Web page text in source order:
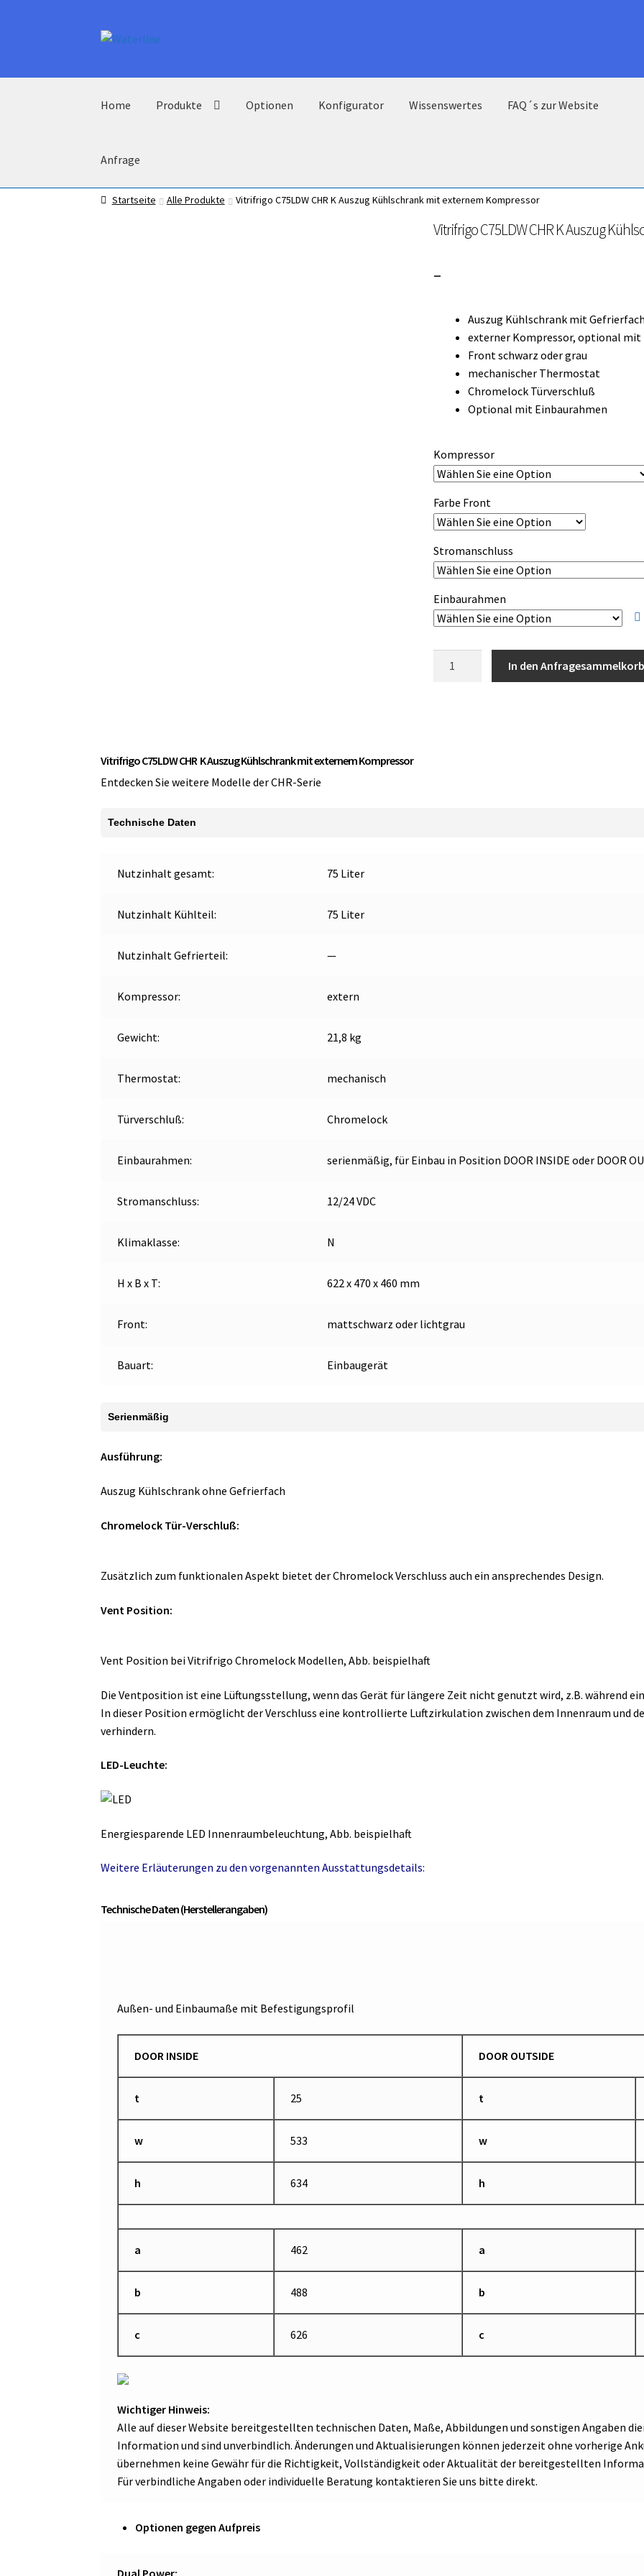
Zur
Zum
Home Produkte Optionen Konfigurator Wissenswertes FAQ´s zur Website
Anfrage
Startseite Alle Produkte Vitrifrigo C75LDW CHR K Auszug Kühlschrank mit externem Kompressor
Vitrifrigo C75LDW CHR K Auszug
–Preisspanne:
bis
3.300,00 €
Auszug Kühlschrank mit
externer Kompressor, optional mit
Front schwarz oder grau
mechanischer Thermostat
Chromelock Türverschluß
Optional mit Einbaurahmen
Kompressor
Farbe Front
Stromanschluss
Einbaurahmen
In den
Vitrifrigo C75LDW CHR K Auszug Kühlschrank mit externem Kompressor
Entdecken Sie weitere Modelle der CHR-Serie
Technische Daten
Nutzinhalt gesamt: 75 Liter
Nutzinhalt Kühlteil: 75 Liter
Nutzinhalt Gefrierteil: —
Kompressor: extern
Gewicht: 21,8 kg
Thermostat: mechanisch
Türverschluß: Chromelock
Einbaurahmen: serienmäßig, für Einbau in Position DOOR INSIDE oder DOOR
Stromanschluss: 12/24 VDC
Klimaklasse: N
H x B x T: 622 x 470 x 460 mm
Front: mattschwarz oder lichtgrau
Bauart: Einbaugerät
Serienmäßig
Ausführung:
Auszug Kühlschrank ohne Gefrierfach
Chromelock Tür-Verschluß:
Zusätzlich zum funktionalen Aspekt bietet der Chromelock Verschluss auch ein ansprechendes Design.
Vent Position:
Vent Position bei Vitrifrigo Chromelock Modellen, Abb. beispielhaft
Die Ventposition ist eine Lüftungsstellung, wenn das Gerät für längere Zeit nicht genutzt wird, z.B. während
In dieser Position ermöglicht der Verschluss eine kontrollierte Luftzirkulation zwischen dem Innenraum und
verhindern.
LED-Leuchte:
Energiesparende LED Innenraumbeleuchtung, Abb. beispielhaft
Weitere Erläuterungen zu den vorgenannten Ausstattungsdetails:
Technische Daten (Herstellerangaben)
Außen- und Einbaumaße mit Befestigungsprofil
DOOR INSIDE DOOR OUTSIDE
t 25 t
w 533 w
h 634 h
a 462 a
b 488 b
c 626 c
Wichtiger Hinweis:
Alle auf dieser Website bereitgestellten technischen Daten, Maße, Abbildungen und sonstigen Angaben
Information und sind unverbindlich. Änderungen und Aktualisierungen können jederzeit ohne vorherige
übernehmen keine Gewähr für die Richtigkeit, Vollständigkeit oder Aktualität der bereitgestellten
Für verbindliche Angaben oder individuelle Beratung kontaktieren Sie uns bitte direkt.
Optionen gegen Aufpreis
Dual Power: